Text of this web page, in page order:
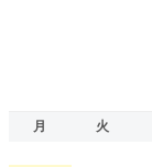
月 火